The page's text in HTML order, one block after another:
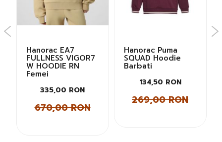
Hanorac EA7
FULLNESS VIGOR7
W HOODIE RN
Femei
335,00 RON
670,00 RON
Hanorac Puma
SQUAD Hoodie
Barbati
134,50 RON
269,00 RON